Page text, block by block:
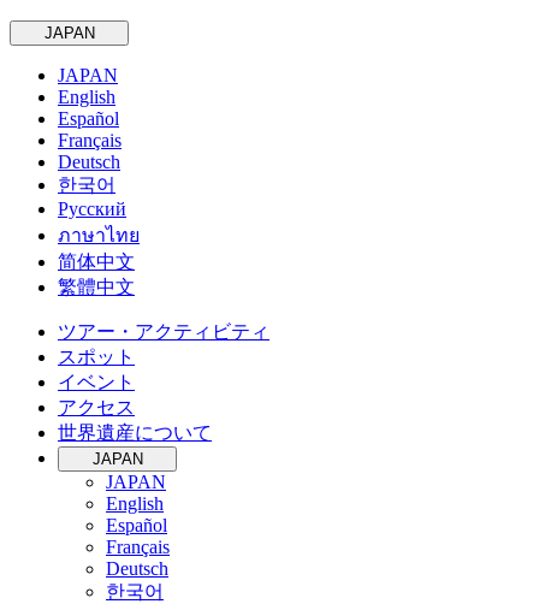
JAPAN
JAPAN
English
Español
Français
Deutsch
한국어
Русский
ภาษาไทย
简体中文
繁體中文
ツアー・アクティビティ
スポット
イベント
アクセス
世界遺産について
JAPAN
JAPAN
English
Español
Français
Deutsch
한국어